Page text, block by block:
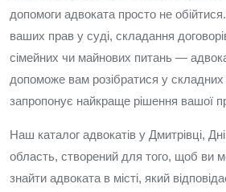
допомоги адвоката просто не
ваших прав у суді, складання
сімейних чи майнових питань —
допоможе вам розібратися у
запропонує найкраще рішення вашої
Наш каталог адвокатів у Дмитрівці,
область, створений для того, щоб ви
знайти адвоката в місті, який